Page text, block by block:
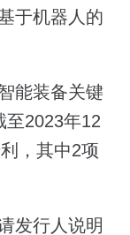
于机器人的
能装备关键
至2023年12
，其中2项
发行人说明